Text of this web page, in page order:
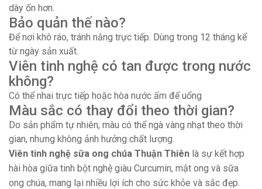
dày ổn hơn.
Bảo quản thế nào?
Để nơi khô ráo, tránh nắng trực tiếp. Dùng trong 12 tháng kể
từ ngày sản xuất.
Viên tinh nghệ có tan được trong nước
không?
Có thể nhai trực tiếp hoặc hòa nước ấm để uống
Màu sắc có thay đổi theo thời gian?
Do sản phẩm tự nhiên, màu có thể ngà vàng nhạt theo thời
gian, nhưng không ảnh hưởng chất lượng.
Viên tinh nghệ sữa ong chúa Thuận Thiên là sự kết hợp
hài hòa giữa tinh bột nghệ giàu Curcumin, mật ong và sữa
ong chúa, mang lại nhiều lợi ích cho sức khỏe và sắc đẹp.